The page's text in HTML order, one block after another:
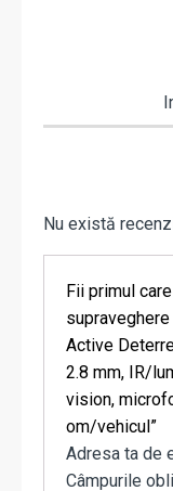
Nu există
Fii primul
Active
2.8 mm, IR/
vision,
om/vehicul”
Adresa ta de
Câmpurile